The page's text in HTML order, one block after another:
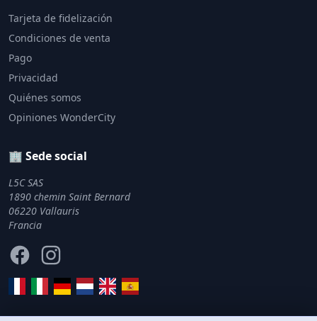
Tarjeta de fidelización
Condiciones de venta
Pago
Privacidad
Quiénes somos
Opiniones WonderCity
🏢 Sede social
L5C SAS
1890 chemin Saint Bernard
06220 Vallauris
Francia
FacebookInstagram